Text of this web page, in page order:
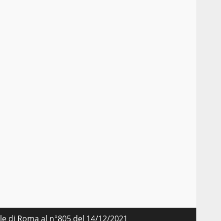
Roma al n°805 del 14/12/2021